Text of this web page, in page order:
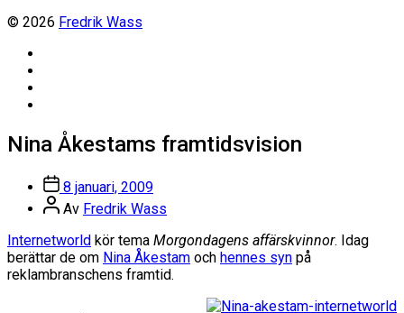
© 2026 Fredrik Wass
Nina Åkestams framtidsvision
Inläggsdatum
8 januari, 2009
Inläggsförfattare
Av Fredrik Wass
Internetworld kör tema Morgondagens affärskvinnor. Idag
berättar de om Nina Åkestam och hennes syn på
reklambranschens framtid.